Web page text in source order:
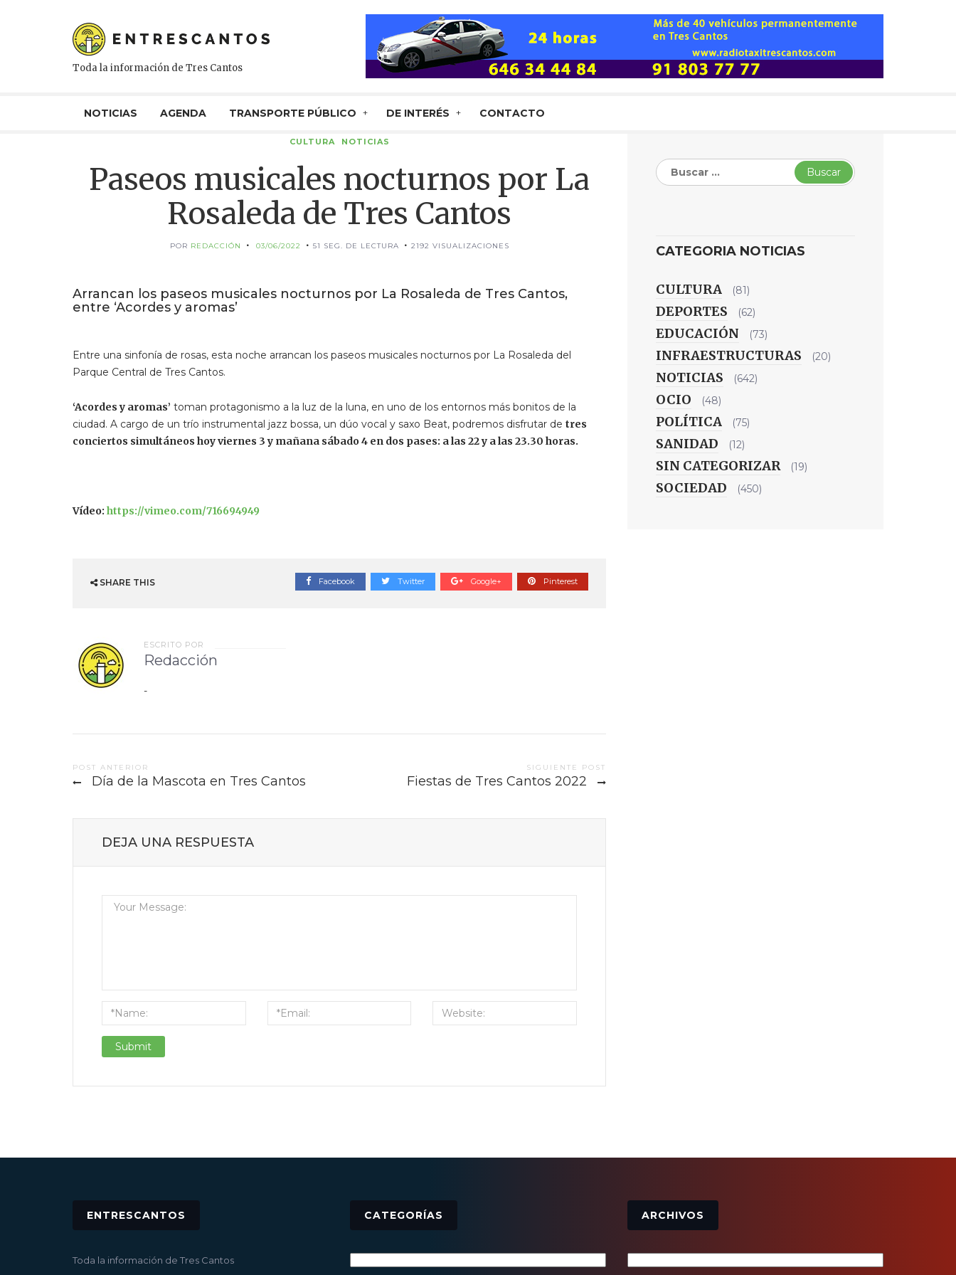
Toda la información de Tres Cantos
NOTICIAS AGENDA TRANSPORTE PÚBLICO DE INTERÉS CONTACTO
CULTURA NOTICIAS
Paseos musicales nocturnos por La
Rosaleda de Tres Cantos
POR REDACCIÓN 03/06/2022 51 SEG. DE LECTURA 2192 VISUALIZACIONES
Arrancan los paseos musicales nocturnos por La Rosaleda de Tres Cantos,
entre ‘Acordes y aromas’
Entre una sinfonía de rosas, esta noche arrancan los paseos musicales nocturnos por La Rosaleda del
Parque Central de Tres Cantos.
‘Acordes y aromas’ toman protagonismo a la luz de la luna, en uno de los entornos más bonitos de la
ciudad. A cargo de un trío instrumental jazz bossa, un dúo vocal y saxo Beat, podremos disfrutar de tres
conciertos simultáneos hoy viernes 3 y mañana sábado 4 en dos pases: a las 22 y a las 23.30 horas.
Vídeo: https://vimeo.com/716694949
SHARE THIS Facebook Twitter Google+ Pinterest
ESCRITO POR
Redacción
-
Post
POST ANTERIOR
Día de la Mascota en Tres Cantos
SIGUIENTE POST
Fiestas de Tres Cantos 2022
DEJA UNA RESPUESTA
Buscar:
CATEGORIA NOTICIAS
CULTURA (81)
DEPORTES (62)
EDUCACIÓN (73)
INFRAESTRUCTURAS (20)
NOTICIAS (642)
OCIO (48)
POLÍTICA (75)
SANIDAD (12)
SIN CATEGORIZAR (19)
SOCIEDAD (450)
ENTRESCANTOS
Toda la información de Tres Cantos
CATEGORÍAS ARCHIVOS